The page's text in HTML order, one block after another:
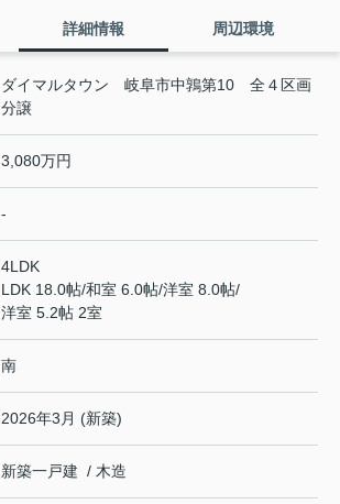
詳細情報 周辺環境
ダイマルタウン 岐阜市中鶉第10 全４区画
分譲
3,080万円
-
4LDK
LDK 18.0帖/和室 6.0帖/洋室 8.0帖/
洋室 5.2帖 2室
南
2026年3月 (新築)
新築一戸建 / 木造